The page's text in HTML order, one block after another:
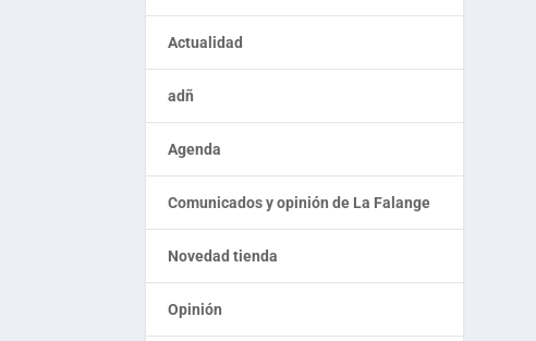
Actualidad
adñ
Agenda
Comunicados y opinión de La Falange
Novedad tienda
Opinión